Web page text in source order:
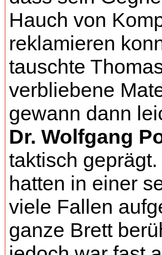
Hauch von
reklamieren
tauschte
verbliebene
gewann dann
Dr. Wolfgang
taktisch
hatten in einer
viele Fallen
ganze Brett